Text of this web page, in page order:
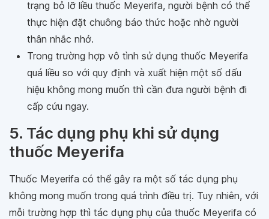
trạng bỏ lỡ liều thuốc Meyerifa, người bệnh có thể
thực hiện đặt chuông báo thức hoặc nhờ người
thân nhắc nhở.
Trong trường hợp vô tình sử dụng thuốc Meyerifa
quá liều so với quy định và xuất hiện một số dấu
hiệu không mong muốn thì cần đưa người bệnh đi
cấp cứu ngay.
5. Tác dụng phụ khi sử dụng
thuốc Meyerifa
Thuốc Meyerifa có thể gây ra một số tác dụng phụ
không mong muốn trong quá trình điều trị. Tuy nhiên, với
mỗi trường hợp thì tác dụng phụ của thuốc Meyerifa có